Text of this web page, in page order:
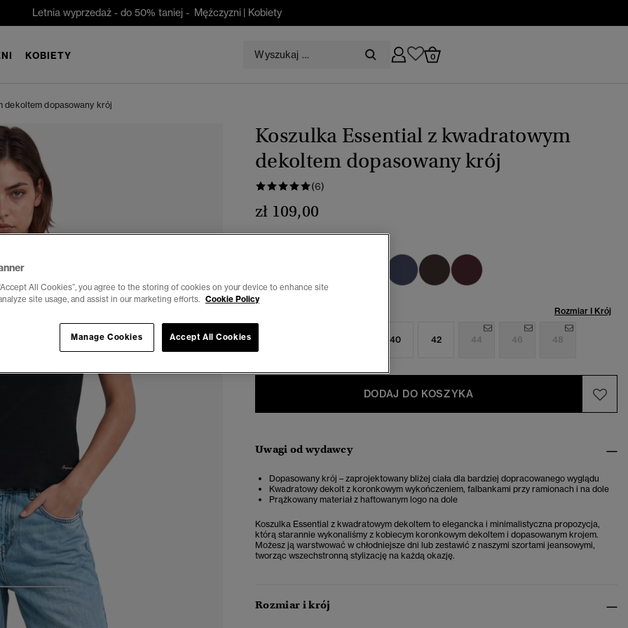
Letnia wyprzedaż - do 50% taniej - Mężczyzni | Kobiety
KOBIETY 0
dekoltem dopasowany krój
3 4
Koszulka Essential z kwadratowym
dekoltem dopasowany krój
(6)
zł 109,00
wybrano
Rozmiar I Krój
40 42 44 46 48
DODAJ DO KOSZYKA
Uwagi od wydawcy
Dopasowany krój – zaprojektowany bliżej ciała dla bardziej dopracowanego wyglądu
Kwadratowy dekolt z koronkowym wykończeniem, falbankami przy ramionach i na dole
Prążkowany materiał z haftowanym logo na dole
Koszulka Essential z kwadratowym dekoltem to elegancka i minimalistyczna propozycja,
którą starannie wykonaliśmy z kobiecym koronkowym dekoltem i dopasowanym krojem.
Możesz ją warstwować w chłodniejsze dni lub zestawić z naszymi szortami jeansowymi,
tworząc wszechstronną stylizację na każdą okazję.
Rozmiar i krój
All Cookies”, you agree to the storing of cookies on your device to enhance site
site usage, and assist in our marketing efforts. Cookie Policy
Accept All Cookies
Manage Cookies